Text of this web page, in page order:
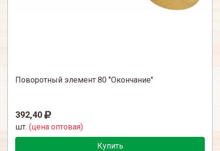
Поворотный элемент 80 "Окончание"
392,40
шт. (цена оптовая)
Купить